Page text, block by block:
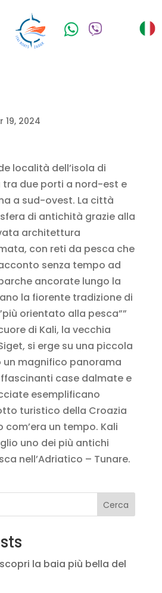
19, 2024
località dell’isola di
tra due porti a nord-est e
a sud-ovest. La città
di antichità grazie alla
architettura
con reti da pesca che
senza tempo ad
ancorate lungo la
la fiorente tradizione di
orientato alla pesca””
di Kali, la vecchia
si erge su una piccola
un magnifico panorama
case dalmate e
esemplificano
turistico della Croazia
com’era un tempo. Kali
uno dei più antichi
nell’Adriatico – Tunare.
Cerca
la baia più bella del